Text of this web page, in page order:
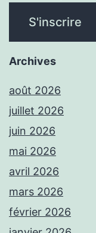
Archives
août 2026
juillet 2026
juin 2026
mai 2026
avril 2026
mars 2026
février 2026